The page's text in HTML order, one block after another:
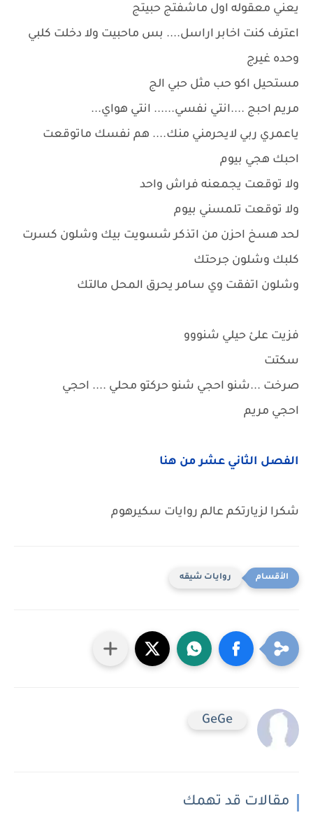
يعني معقوله اول ماشفتج حبيتج
اعترف كنت اخابر اراسل.... بس ماحبيت ولا دخلت كلبي
وحده غيرج
مستحيل اكو حب مثل حبي الج
مريم احبج ....انتي نفسي...... انتي هواي...
ياعمري ربي لايحرمني منك.... هم نفسك ماتوقعت
احبك هجي بيوم
ولا توقعت يجمعنه فراش واحد
ولا توقعت تلمسني بيوم
لحد هسخ احزن من اتذكر شسويت بيك وشلون كسرت
كلبك وشلون جرحتك
وشلون اتفقت وي سامر يحرق المحل مالتك
فزيت علئ حيلي شنووو
سكتت
صرخت ...شنو احجي شنو حركتو محلي .... احجي
احجي مريم
الفصل الثاني عشر من هنا
شكرا لزيارتكم عالم روايات سكيرهوم
روايات شيقه
GeGe
مقالات قد تهمك